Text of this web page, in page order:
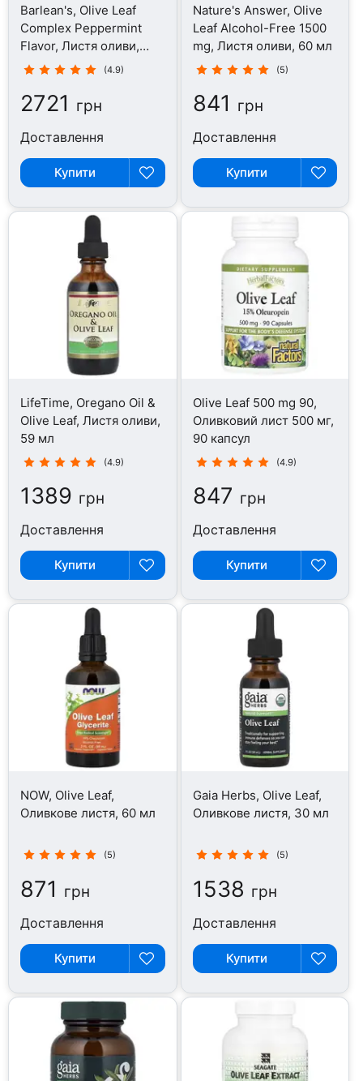
Barlean's, Olive Leaf
Complex Peppermint
Flavor, Листя оливи,
454 г
(4.9)
2721 грн
Доставлення
Купити
Nature's Answer, Olive
Leaf Alcohol-Free 1500
mg, Листя оливи, 60 мл
(5)
841 грн
Доставлення
Купити
LifeTime, Oregano Oil &
Olive Leaf, Листя оливи,
59 мл
(4.9)
1389 грн
Доставлення
Купити
Olive Leaf 500 mg 90,
Оливковий лист 500 мг,
90 капсул
(4.9)
847 грн
Доставлення
Купити
NOW, Olive Leaf,
Оливкове листя, 60 мл
(5)
871 грн
Доставлення
Купити
Gaia Herbs, Olive Leaf,
Оливкове листя, 30 мл
(5)
1538 грн
Доставлення
Купити